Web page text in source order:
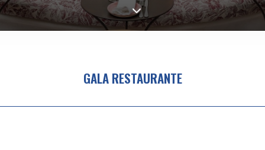
GALA RESTAURANTE